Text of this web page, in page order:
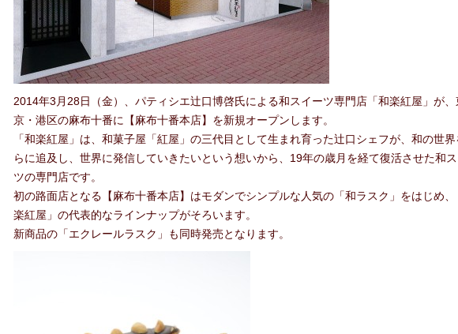
2014年3月28日（金）、パティシエ辻口博啓氏による和スイーツ専門店「和楽紅屋」が、
京・港区の麻布十番に【麻布十番本店】を新規オープンします。
「和楽紅屋」は、和菓子屋「紅屋」の三代目として生まれ育った辻口シェフが、和の世界
らに追及し、世界に発信していきたいという想いから、19年の歳月を経て復活させた和
ツの専門店です。
初の路面店となる【麻布十番本店】はモダンでシンプルな人気の「和ラスク」をはじめ、
楽紅屋」の代表的なラインナップがそろいます。
新商品の「エクレールラスク」も同時発売となります。